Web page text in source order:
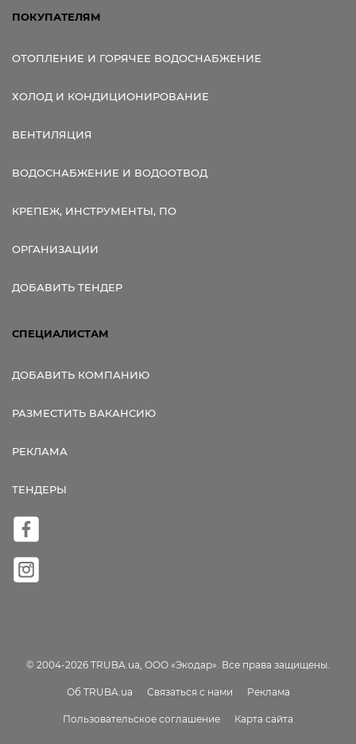
ПОКУПАТЕЛЯМ
ОТОПЛЕНИЕ И ГОРЯЧЕЕ ВОДОСНАБЖЕНИЕ
ХОЛОД И КОНДИЦИОНИРОВАНИЕ
ВЕНТИЛЯЦИЯ
ВОДОСНАБЖЕНИЕ И ВОДООТВОД
КРЕПЕЖ, ИНСТРУМЕНТЫ, ПО
ОРГАНИЗАЦИИ
ДОБАВИТЬ ТЕНДЕР
СПЕЦИАЛИСТАМ
ДОБАВИТЬ КОМПАНИЮ
РАЗМЕСТИТЬ ВАКАНСИЮ
РЕКЛАМА
ТЕНДЕРЫ
© 2004-2026 TRUBA.ua, ООО «Экодар». Все права защищены.
Об TRUBA.ua Связаться с нами Реклама
Пользовательское соглашение Карта сайта